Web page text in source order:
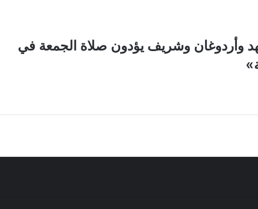
وأردوغان وشريف يؤدون صلاة الجمعة في